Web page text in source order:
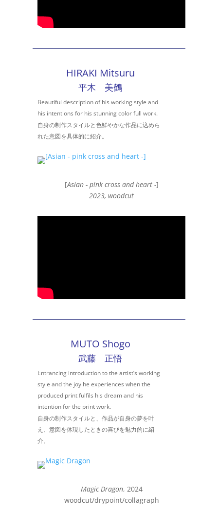
HIRAKI Mitsuru
平木 美鶴
Beautiful description of his working style and
his intentions for his stunning color full work.
自身の制作スタイルと色鮮やかな作品に込めら
れた意図を具体的に紹介。
[Asian - pink cross and heart -]
2023, woodcut
MUTO Shogo
武藤 正悟
Entrancing introduction to the artist’s working
style and the joy he experiences when the
produced print fulfils his dream and his
intention for the print work.
自身の制作スタイルと、作品が自身の夢を叶
え、意図を体現したときの喜びを魅力的に紹
介。
Magic Dragon, 2024
woodcut/drypoint/collagraph